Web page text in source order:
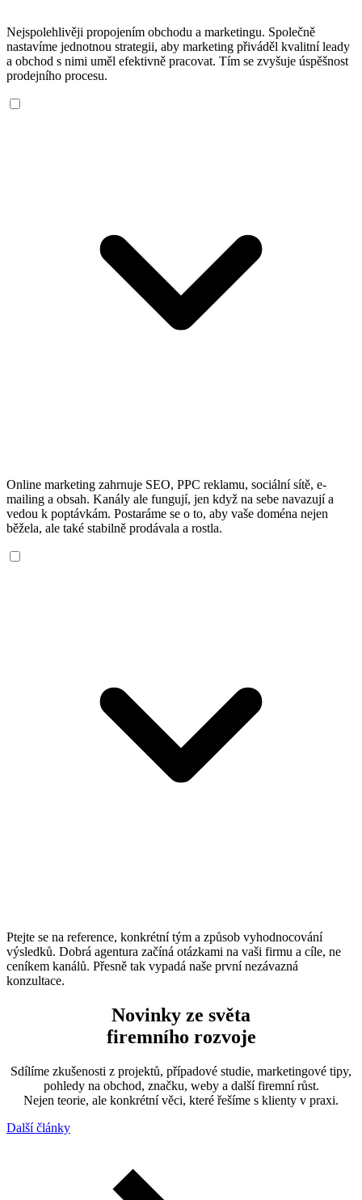
Nejspolehlivěji propojením obchodu a marketingu. Společně
nastavíme jednotnou strategii, aby marketing přiváděl kvalitní leady
a obchod s nimi uměl efektivně pracovat. Tím se zvyšuje úspěšnost
prodejního procesu.
Online marketing zahrnuje SEO, PPC reklamu, sociální sítě, e-
mailing a obsah. Kanály ale fungují, jen když na sebe navazují a
vedou k poptávkám. Postaráme se o to, aby vaše doména nejen
běžela, ale také stabilně prodávala a rostla.
Ptejte se na reference, konkrétní tým a způsob vyhodnocování
výsledků. Dobrá agentura začíná otázkami na vaši firmu a cíle, ne
ceníkem kanálů. Přesně tak vypadá naše první nezávazná
konzultace.
Novinky ze světa
firemního rozvoje
Sdílíme zkušenosti z projektů, případové studie, marketingové tipy,
pohledy na obchod, značku, weby a další firemní růst.
Nejen teorie, ale konkrétní věci, které řešíme s klienty v praxi.
Další články